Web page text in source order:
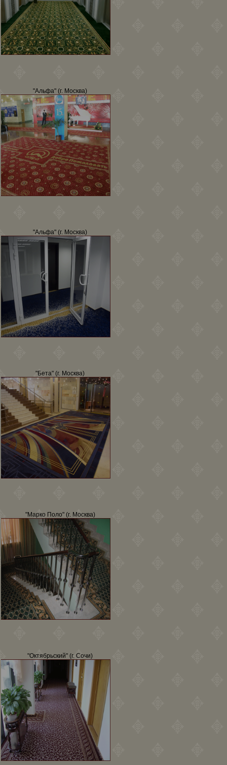
"Альфа" (г. Москва)
"Альфа" (г. Москва)
"Бета" (г. Москва)
"Марко Поло" (г. Москва)
"Октябрьский" (г. Сочи)